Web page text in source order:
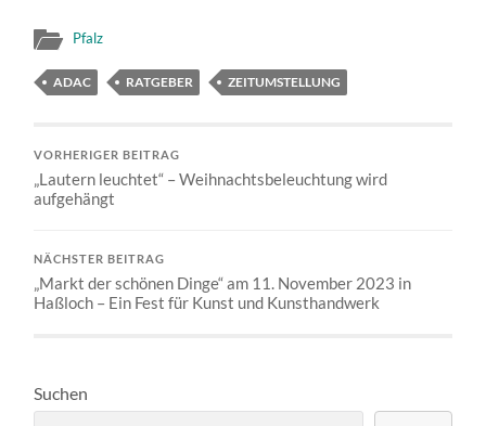
Pfalz
ADAC RATGEBER ZEITUMSTELLUNG
VORHERIGER BEITRAG
„Lautern leuchtet“ – Weihnachtsbeleuchtung wird
aufgehängt
NÄCHSTER BEITRAG
„Markt der schönen Dinge“ am 11. November 2023 in
Haßloch – Ein Fest für Kunst und Kunsthandwerk
Suchen